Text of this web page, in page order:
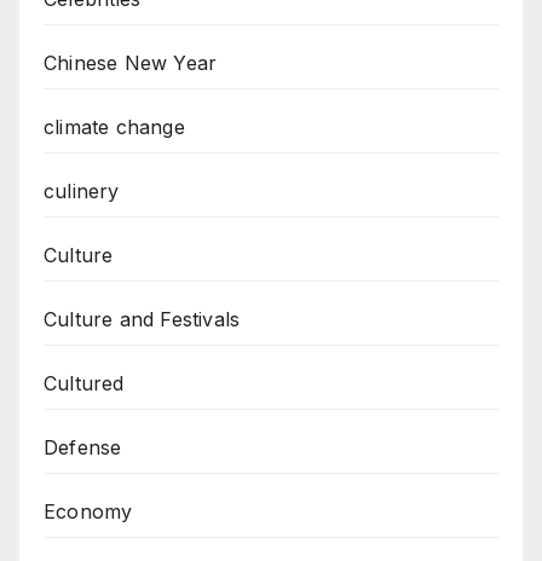
Chinese New Year
climate change
culinery
Culture
Culture and Festivals
Cultured
Defense
Economy